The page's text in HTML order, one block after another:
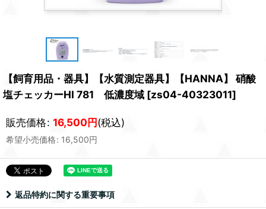
【飼育用品・器具】【水質測定器具】【HANNA】 硝酸
塩チェッカーHI 781 低濃度域 [zs04-40323011]
販売価格: 16,500円(税込)
希望小売価格: 16,500円
返品特約に関する重要事項